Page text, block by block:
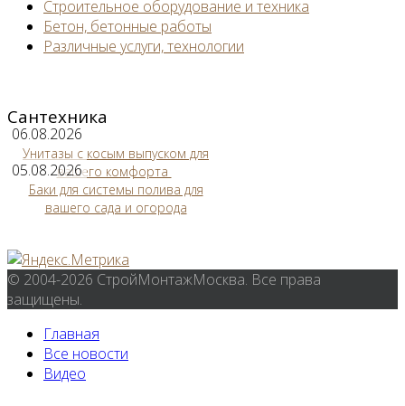
Строительное оборудование и техника
Бетон, бетонные работы
Различные услуги, технологии
Сантехника
06.08.2026
Унитазы с косым выпуском для
вашего комфорта
05.08.2026
Баки для системы полива для
вашего сада и огорода
© 2004-2026 СтройМонтажМосква. Все права
защищены.
Главная
Все новости
Видео